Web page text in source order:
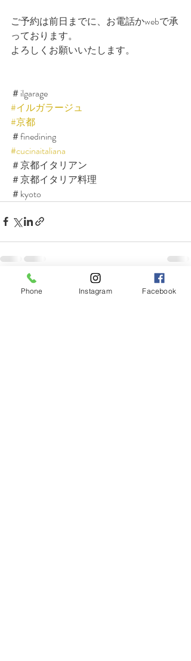
ご予約は前日までに、お電話かwebで承
っております。
よろしくお願いいたします。
＃ilgarage
#イルガラージュ
#京都
＃finedining
#cucinaitaliana
＃京都イタリアン
＃京都イタリア料理
＃kyoto
最新記事 すべて表示
Phone Instagram Facebook